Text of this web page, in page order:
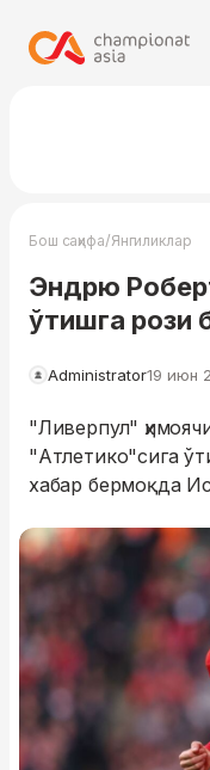
Бош саҳифа/Янгиликлар
Эндрю
ўтишга рози
Administrator19 июн
"Ливерпул"
"Атлетико"сига
хабар бермоқда